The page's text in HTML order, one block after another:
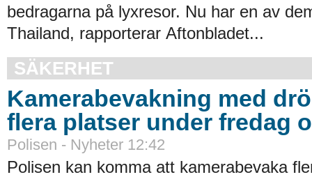
bedragarna på lyxresor. Nu har en av
Thailand, rapporterar Aftonbladet...
SÄKERHET
Kamerabevakning med
flera platser under fredag
Polisen - Nyheter 12:42
Polisen kan komma att kamerabevaka